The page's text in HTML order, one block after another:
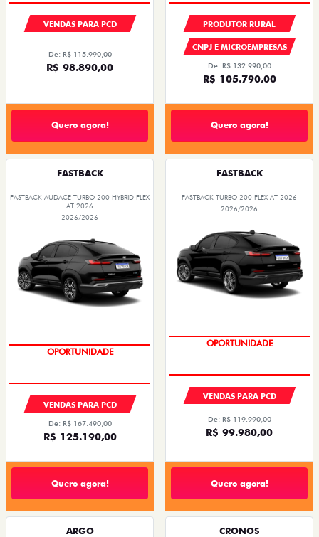
VENDAS PARA PCD
De: R$ 115.990,00
R$ 98.890,00
Quero agora!
PRODUTOR RURAL
CNPJ E MICROEMPRESAS
De: R$ 132.990,00
R$ 105.790,00
Quero agora!
FASTBACK
FASTBACK AUDACE TURBO 200 HYBRID FLEX
AT 2026
2026/2026
OPORTUNIDADE
VENDAS PARA PCD
De: R$ 167.490,00
R$ 125.190,00
Quero agora!
FASTBACK
FASTBACK TURBO 200 FLEX AT 2026
2026/2026
OPORTUNIDADE
VENDAS PARA PCD
De: R$ 119.990,00
R$ 99.980,00
Quero agora!
ARGO CRONOS